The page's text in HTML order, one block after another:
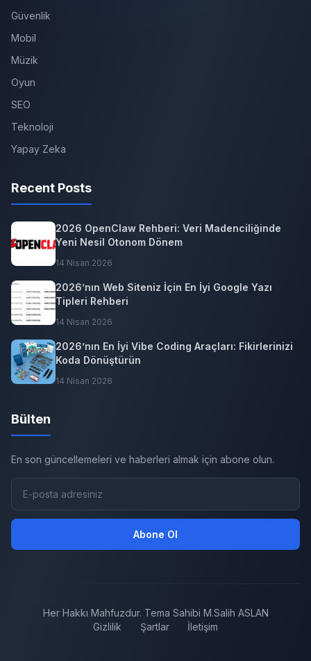
Güvenlik
Mobil
Müzik
Oyun
SEO
Teknoloji
Yapay Zeka
Recent Posts
2026 OpenClaw Rehberi: Veri Madenciliğinde
Yeni Nesil Otonom Dönem
14 Nisan 2026
2026’nın Web Siteniz İçin En İyi Google Yazı
Tipleri Rehberi
14 Nisan 2026
2026’nın En İyi Vibe Coding Araçları: Fikirlerinizi
Koda Dönüştürün
14 Nisan 2026
Bülten
En son güncellemeleri ve haberleri almak için abone olun.
Abone Ol
Her Hakkı Mahfuzdur. Tema Sahibi M.Salih ASLAN
Gizlilik
Şartlar İletişim